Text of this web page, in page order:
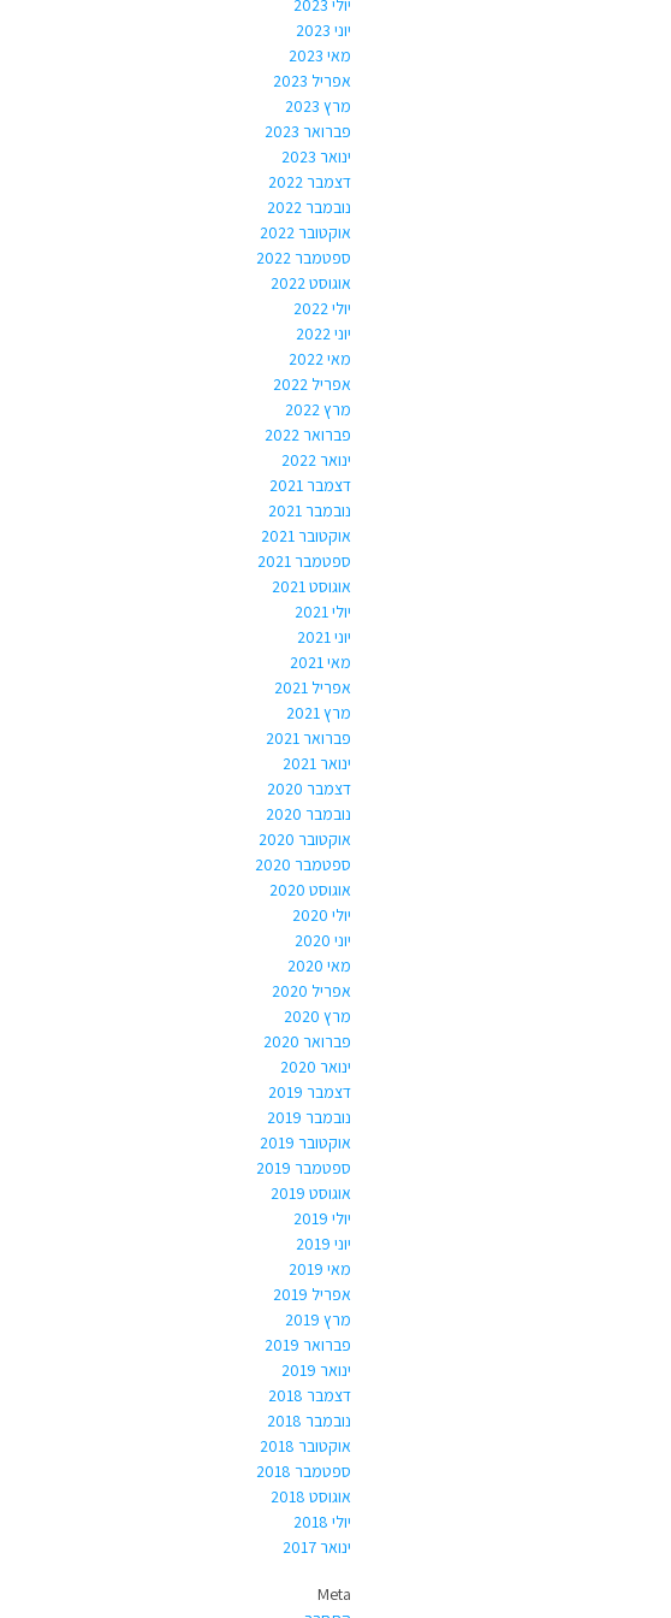
יוני 2023
מאי 2023
אפריל 2023
מרץ 2023
פברואר 2023
ינואר 2023
דצמבר 2022
נובמבר 2022
אוקטובר 2022
ספטמבר 2022
אוגוסט 2022
יולי 2022
יוני 2022
מאי 2022
אפריל 2022
מרץ 2022
פברואר 2022
ינואר 2022
דצמבר 2021
נובמבר 2021
אוקטובר 2021
ספטמבר 2021
אוגוסט 2021
יולי 2021
יוני 2021
מאי 2021
אפריל 2021
מרץ 2021
פברואר 2021
ינואר 2021
דצמבר 2020
נובמבר 2020
אוקטובר 2020
ספטמבר 2020
אוגוסט 2020
יולי 2020
יוני 2020
מאי 2020
אפריל 2020
מרץ 2020
פברואר 2020
ינואר 2020
דצמבר 2019
נובמבר 2019
אוקטובר 2019
ספטמבר 2019
אוגוסט 2019
יולי 2019
יוני 2019
מאי 2019
אפריל 2019
מרץ 2019
פברואר 2019
ינואר 2019
דצמבר 2018
נובמבר 2018
אוקטובר 2018
ספטמבר 2018
אוגוסט 2018
יולי 2018
ינואר 2017
Meta